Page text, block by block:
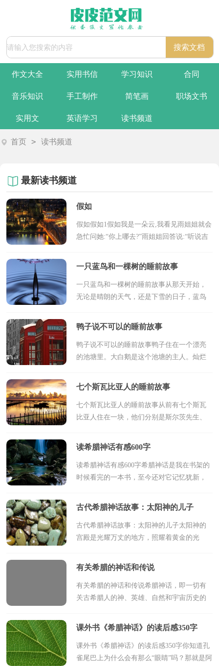
作文大全 实用书信 学习知识 合同
音乐知识 手工制作 简笔画 职场文书
实用文 英语学习 读书频道
首页 > 读书频道
最新读书频道
假如
假如假如1假如我是一朵云,我看见雨姐姐就会
急忙问她:“你上哪去?”雨姐姐回答说:“听说吉
点点头.到了吉林,我急忙撑开袍子,把...
一只蓝鸟和一棵树的睡前故事
一只蓝鸟和一棵树的睡前故事从那天开始，
无论是晴朗的天气，还是下雪的日子，蓝鸟
毛，筑它的巢。一只蓝鸟口里叼着一粒小小
鸭子说不可以的睡前故事
鸭子说不可以的睡前故事鸭子住在一个漂亮
的池塘里。大白鹅是这个池塘的主人。灿烂
一位居民都过着快乐的生活。有一天，大白
七个斯瓦比亚人的睡前故事
七个斯瓦比亚人的睡前故事从前有七个斯瓦
比亚人住在一块，他们分别是斯尔茨先生、
特利。七个人都决心周游世界去猎奇探险，
读希腊神话有感600字
读希腊神话有感600字希腊神话是我在书架的
时候看完的一本书，至今还对它记忆犹新，
来了前所未有的新鲜感。在人类的初始阶
古代希腊神话故事：太阳神的儿子
古代希腊神话故事：太阳神的儿子太阳神的
宫殿是光耀万丈的地方，照耀着黄金的光
煌。宫内宫外每一样东西都是亮闪闪的，灿
有关希腊的神话和传说
有关希腊的神话和传说希腊神话，即一切有
关古希腊人的神、英雄、自然和宇宙历史的
物，欧洲最早的文学形式。以下是小编精心
课外书《希腊神话》的读后感350字
课外书《希腊神话》的读后感350字你知道孔
雀尾巴上为什么会有那么“眼睛”吗？那就是阿